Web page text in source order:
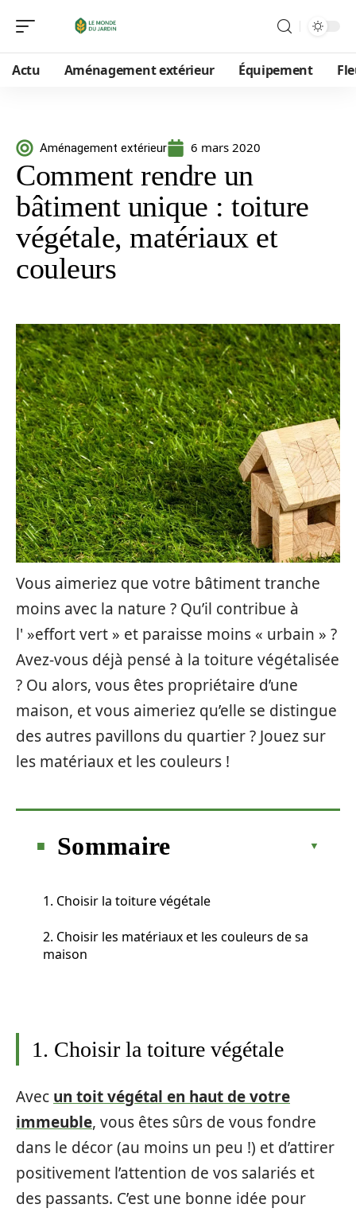
Actu Aménagement extérieur Équipement
Aménagement extérieur 6 mars 2020
Comment rendre un
bâtiment unique : toiture
végétale, matériaux et
couleurs
Vous aimeriez que votre bâtiment tranche
moins avec la nature ? Qu’il contribue à
l' »effort vert » et paraisse moins « urbain » ?
Avez-vous déjà pensé à la toiture végétalisée
? Ou alors, vous êtes propriétaire d’une
maison, et vous aimeriez qu’elle se distingue
des autres pavillons du quartier ? Jouez sur
les matériaux et les couleurs !
Sommaire
1. Choisir la toiture végétale
2. Choisir les matériaux et les couleurs de sa
maison
1. Choisir la toiture végétale
Avec un toit végétal en haut de votre
immeuble, vous êtes sûrs de vous fondre
dans le décor (au moins un peu !) et d’attirer
positivement l’attention de vos salariés et
des passants. C’est une bonne idée pour